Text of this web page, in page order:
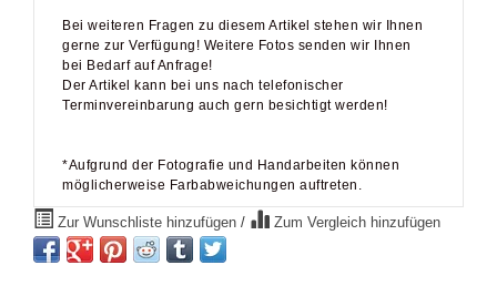
Bei weiteren Fragen zu diesem Artikel stehen wir Ihnen
gerne zur Verfügung! Weitere Fotos senden wir Ihnen
bei Bedarf auf Anfrage!
Der Artikel kann bei uns nach telefonischer
Terminvereinbarung auch gern besichtigt werden!
*Aufgrund der Fotografie und Handarbeiten können
möglicherweise Farbabweichungen auftreten.
Zur Wunschliste hinzufügen / Zum Vergleich hinzufügen